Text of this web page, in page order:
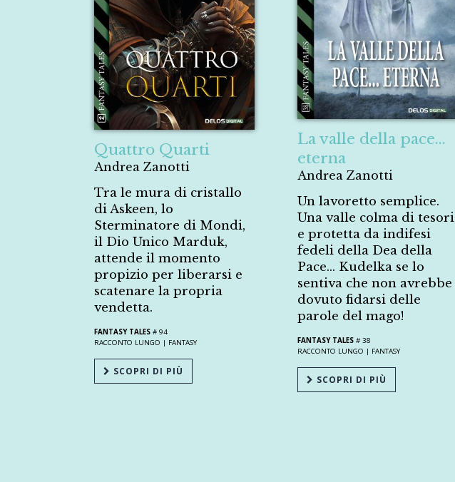
Quattro Quarti
Andrea Zanotti
Tra le mura di cristallo
di Askeen, lo
Sterminatore di Mondi,
il Dio Unico Marduk,
attende il momento
propizio per liberarsi e
scatenare la propria
vendetta.
FANTASY TALES # 94
RACCONTO LUNGO | FANTASY
SCOPRI DI PIÙ
La valle della pace...
eterna
Andrea Zanotti
Un lavoretto semplice.
Una valle colma di tesori
e protetta da indifesi
fedeli della Dea della
Pace… Kudelka se lo
sentiva che non avrebbe
dovuto fidarsi delle
parole del mago!
FANTASY TALES # 38
RACCONTO LUNGO | FANTASY
SCOPRI DI PIÙ